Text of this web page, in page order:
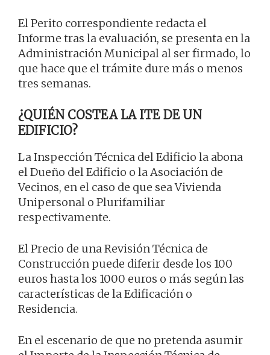
El Perito correspondiente redacta el
Informe tras la evaluación, se presenta en la
Administración Municipal al ser firmado, lo
que hace que el trámite dure más o menos
tres semanas.
¿QUIÉN COSTEA LA ITE DE UN
EDIFICIO?
La Inspección Técnica del Edificio la abona
el Dueño del Edificio o la Asociación de
Vecinos, en el caso de que sea Vivienda
Unipersonal o Plurifamiliar
respectivamente.
El Precio de una Revisión Técnica de
Construcción puede diferir desde los 100
euros hasta los 1000 euros o más según las
características de la Edificación o
Residencia.
En el escenario de que no pretenda asumir